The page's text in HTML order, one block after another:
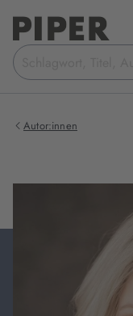
Suchbegriff
eingeben
Autor:innen